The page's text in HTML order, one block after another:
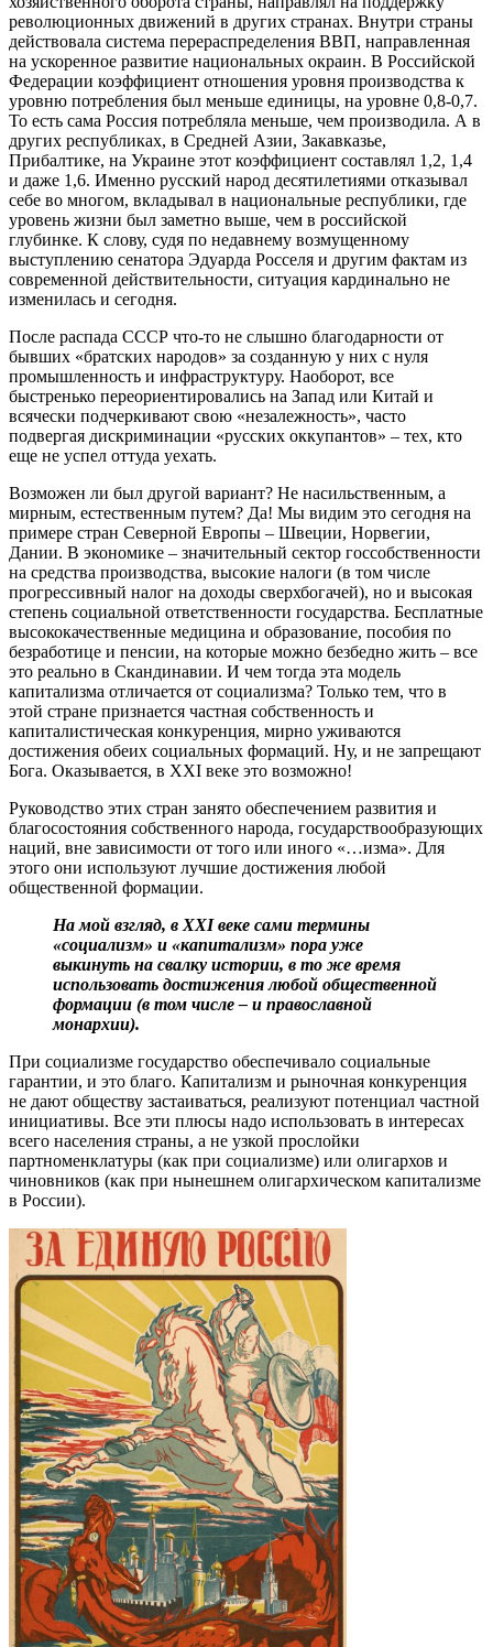
революционных движений в других странах. Внутри страны
действовала система перераспределения ВВП, направленная
на ускоренное развитие национальных окраин. В Российской
Федерации коэффициент отношения уровня производства к
уровню потребления был меньше единицы, на уровне 0,8-0,7.
То есть сама Россия потребляла меньше, чем производила. А в
других республиках, в Средней Азии, Закавказье,
Прибалтике, на Украине этот коэффициент составлял 1,2, 1,4
и даже 1,6. Именно русский народ десятилетиями отказывал
себе во многом, вкладывал в национальные республики, где
уровень жизни был заметно выше, чем в российской
глубинке. К слову, судя по недавнему возмущенному
выступлению сенатора Эдуарда Росселя и другим фактам из
современной действительности, ситуация кардинально не
изменилась и сегодня.
После распада СССР что-то не слышно благодарности от
бывших «братских народов» за созданную у них с нуля
промышленность и инфраструктуру. Наоборот, все
быстренько переориентировались на Запад или Китай и
всячески подчеркивают свою «незалежность», часто
подвергая дискриминации «русских оккупантов» – тех, кто
еще не успел оттуда уехать.
Возможен ли был другой вариант? Не насильственным, а
мирным, естественным путем? Да! Мы видим это сегодня на
примере стран Северной Европы – Швеции, Норвегии,
Дании. В экономике – значительный сектор госсобственности
на средства производства, высокие налоги (в том числе
прогрессивный налог на доходы сверхбогачей), но и высокая
степень социальной ответственности государства. Бесплатные
высококачественные медицина и образование, пособия по
безработице и пенсии, на которые можно безбедно жить – все
это реально в Скандинавии. И чем тогда эта модель
капитализма отличается от социализма? Только тем, что в
этой стране признается частная собственность и
капиталистическая конкуренция, мирно уживаются
достижения обеих социальных формаций. Ну, и не запрещают
Бога. Оказывается, в ХХI веке это возможно!
Руководство этих стран занято обеспечением развития и
благосостояния собственного народа, государствообразующих
наций, вне зависимости от того или иного «…изма». Для
этого они используют лучшие достижения любой
общественной формации.
На мой взгляд, в XXI веке сами термины
«социализм» и «капитализм» пора уже
выкинуть на свалку истории, в то же время
использовать достижения любой общественной
формации (в том числе – и православной
монархии).
При социализме государство обеспечивало социальные
гарантии, и это благо. Капитализм и рыночная конкуренция
не дают обществу застаиваться, реализуют потенциал частной
инициативы. Все эти плюсы надо использовать в интересах
всего населения страны, а не узкой прослойки
партноменклатуры (как при социализме) или олигархов и
чиновников (как при нынешнем олигархическом капитализме
в России).